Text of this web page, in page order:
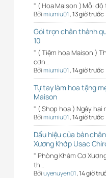
" ( Hoa Maison ) Mỗi
Bởimiumiu01,13 giờ trước
Gói trọn chân thành
10
" ( Tiệm hoa Maison )
cơn…
Bởimiumiu01,14 giờ trước
Tự tay làm hoa tặng
Maison
" ( Shop hoa ) Ngày
Bởimiumiu01,14 giờ trước
Dấu hiệu của bàn
Xương Khớp Usac
" Phòng Khám Cơ
th…
Bởiuyenuyen01,14 giờ